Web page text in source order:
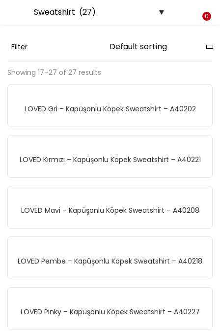
0
LOGIN REGISTER
Enter your username and password to login.
Login
Lost password?
Filter
Showing 17–27 of 27 results
LOVED Gri – Kapüşonlu Köpek Sweatshirt – A40202
LOVED Kırmızı – Kapüşonlu Köpek Sweatshirt – A40221
LOVED Mavi – Kapüşonlu Köpek Sweatshirt – A40208
LOVED Pembe – Kapüşonlu Köpek Sweatshirt – A40218
LOVED Pinky – Kapüşonlu Köpek Sweatshirt – A40227